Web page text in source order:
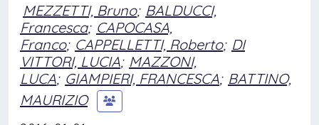
MEZZETTI, Bruno; BALDUCCI,
Francesca; CAPOCASA,
Franco; CAPPELLETTI, Roberto; DI
VITTORI, LUCIA; MAZZONI,
LUCA; GIAMPIERI, FRANCESCA; BATTINO,
MAURIZIO